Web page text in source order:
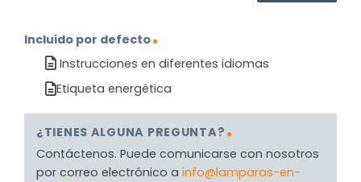
Incluido por defecto
Instrucciones en diferentes idiomas
Etiqueta energética
¿TIENES ALGUNA PREGUNTA?
Contáctenos. Puede comunicarse con nosotros
por correo electrónico a info@lamparas-en-